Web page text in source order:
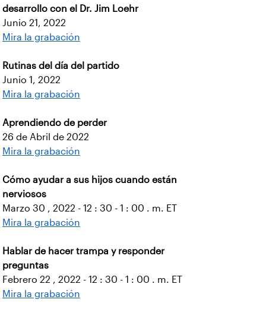
desarrollo con el Dr. Jim Loehr
Junio 21, 2022
Mira la grabación
Rutinas del día del partido
Junio 1, 2022
Mira la grabación
Aprendiendo de perder
26 de Abril de 2022
Mira la grabación
Cómo ayudar a sus hijos cuando están
nerviosos
Marzo 30 , 2022 - 12 : 30 - 1 : 00 . m. ET
Mira la grabación
Hablar de hacer trampa y responder
preguntas
Febrero 22 , 2022 - 12 : 30 - 1 : 00 . m. ET
Mira la grabación